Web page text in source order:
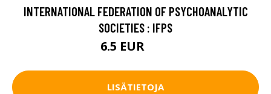
INTERNATIONAL FEDERATION OF PSYCHOANALYTIC
SOCIETIES : IFPS
6.5 EUR
LISÄTIETOJA